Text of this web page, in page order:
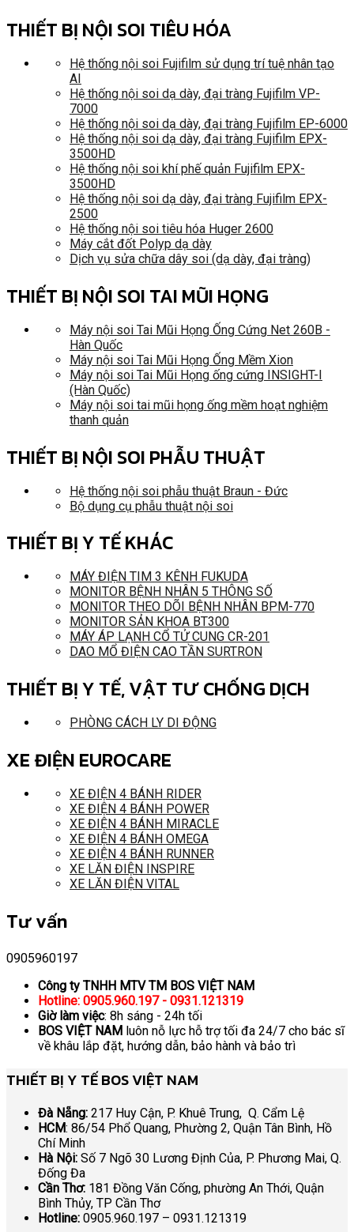
THIẾT BỊ NỘI SOI TIÊU HÓA
Hệ thống nội soi Fujifilm sử dụng trí tuệ nhân tạo
AI
Hệ thống nội soi dạ dày, đại tràng Fujifilm VP-
7000
Hệ thống nội soi dạ dày, đại tràng Fujifilm EP-6000
Hệ thống nội soi dạ dày, đại tràng Fujifilm EPX-
3500HD
Hệ thống nội soi khí phế quản Fujifilm EPX-
3500HD
Hệ thống nội soi dạ dày, đại tràng Fujifilm EPX-
2500
Hệ thống nội soi tiêu hóa Huger 2600
Máy cắt đốt Polyp dạ dày
Dịch vụ sửa chữa dây soi (dạ dày, đại tràng)
THIẾT BỊ NỘI SOI TAI MŨI HỌNG
Máy nội soi Tai Mũi Họng Ống Cứng Net 260B -
Hàn Quốc
Máy nội soi Tai Mũi Họng Ống Mềm Xion
Máy nội soi Tai Mũi Họng ống cứng INSIGHT-I
(Hàn Quốc)
Máy nội soi tai mũi họng ống mềm hoạt nghiệm
thanh quản
THIẾT BỊ NỘI SOI PHẪU THUẬT
Hệ thống nội soi phẫu thuật Braun - Đức
Bộ dụng cụ phẫu thuật nội soi
THIẾT BỊ Y TẾ KHÁC
MÁY ĐIỆN TIM 3 KÊNH FUKUDA
MONITOR BỆNH NHÂN 5 THÔNG SỐ
MONITOR THEO DÕI BỆNH NHÂN BPM-770
MONITOR SẢN KHOA BT300
MÁY ÁP LẠNH CỔ TỬ CUNG CR-201
DAO MỔ ĐIỆN CAO TẦN SURTRON
THIẾT BỊ Y TẾ, VẬT TƯ CHỐNG DỊCH
PHÒNG CÁCH LY DI ĐỘNG
XE ĐIỆN EUROCARE
XE ĐIỆN 4 BÁNH RIDER
XE ĐIỆN 4 BÁNH POWER
XE ĐIỆN 4 BÁNH MIRACLE
XE ĐIỆN 4 BÁNH OMEGA
XE ĐIỆN 4 BÁNH RUNNER
XE LĂN ĐIỆN INSPIRE
XE LĂN ĐIỆN VITAL
Tư vấn
0905960197
Công ty TNHH MTV TM BOS VIỆT NAM
Hotline: 0905.960.197 - 0931.121319
Giờ làm việc: 8h sáng - 24h tối
BOS VIỆT NAM luôn nỗ lực hỗ trợ tối đa 24/7 cho bác sĩ
về khâu lắp đặt, hướng dẫn, bảo hành và bảo trì
THIẾT BỊ Y TẾ BOS VIỆT NAM
Đà Nẵng: 217 Huy Cận, P. Khuê Trung, Q. Cẩm Lệ
HCM: 86/54 Phổ Quang, Phường 2, Quận Tân Bình, Hồ
Chí Minh
Hà Nội: Số 7 Ngõ 30 Lương Định Của, P. Phương Mai, Q.
Đống Đa
Cần Thơ: 181 Đồng Văn Cống, phường An Thới, Quận
Bình Thủy, TP Cần Thơ
Hotline: 0905.960.197 – 0931.121319